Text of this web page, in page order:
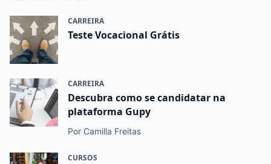
CARREIRA
Teste Vocacional Grátis
CARREIRA
Descubra como se candidatar na
plataforma Gupy
Por Camilla Freitas
CURSOS